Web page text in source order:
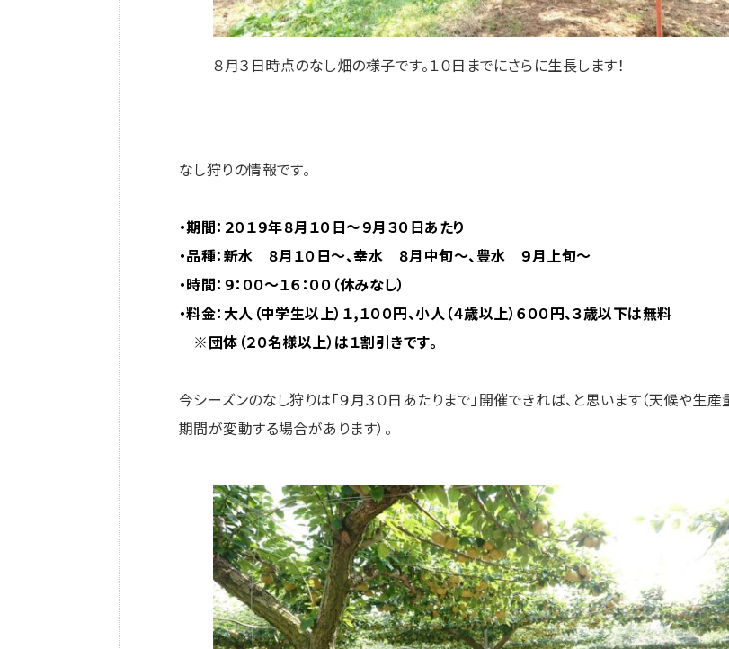
８月３日時点のなし畑の様子です。１０日までにさらに生長します！
なし狩りの情報です。
・期間：２０１９年８月１０日～９月３０日あたり
・品種：新水 ８月１０日～、幸水 ８月中旬～、豊水 ９月上旬～
・時間：９：００～１６：００（休みなし）
・料金：大人（中学生以上）１,１００円、小人（４歳以上）６００円、３歳以下は無料
※団体（２０名様以上）は１割引きです。
今シーズンのなし狩りは「９月３０日あたりまで」開催できれば、と思います（天候や生産
期間が変動する場合があります）。